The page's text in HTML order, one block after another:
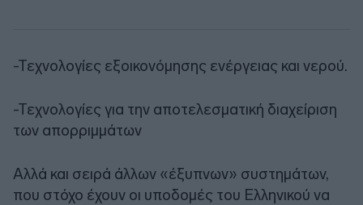
-Τεχνολογίες εξοικονόμησης ενέργειας και νερού.
-Τεχνολογίες για την αποτελεσματική διαχείριση
των απορριμμάτων
Αλλά και σειρά άλλων «έξυπνων» συστημάτων,
που στόχο έχουν οι υποδομές του Ελληνικού να